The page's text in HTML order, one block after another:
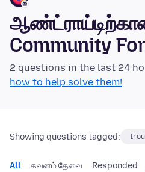
Community
2 questions in the last 24
how to help solve them!
Showing questions tagged:
All கவனம் தேவை Responded